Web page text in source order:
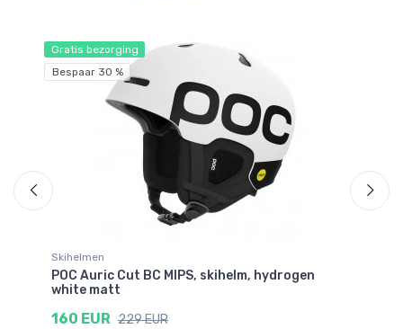
Gratis bezorging
Bespaar 30 %
Skihelmen
POC Auric Cut BC MIPS, skihelm, hydrogen
white matt
160 EUR 229 EUR